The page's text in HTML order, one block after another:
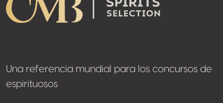
Una referencia mundial para los concursos de
espirituosos